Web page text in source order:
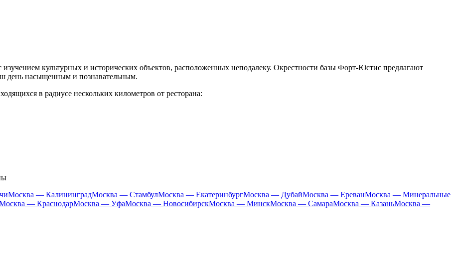
изучением культурных и исторических объектов, расположенных неподалеку. Окрестности базы Форт-Юстис предлагают
день насыщенным и познавательным.
в радиусе нескольких километров от ресторана:
Москва — КалининградМосква — СтамбулМосква — ЕкатеринбургМосква — ДубайМосква — ЕреванМосква — Минеральные
— КраснодарМосква — УфаМосква — НовосибирскМосква — МинскМосква — СамараМосква — КазаньМосква —